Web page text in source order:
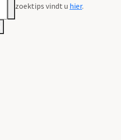
zoektips vindt u hier.